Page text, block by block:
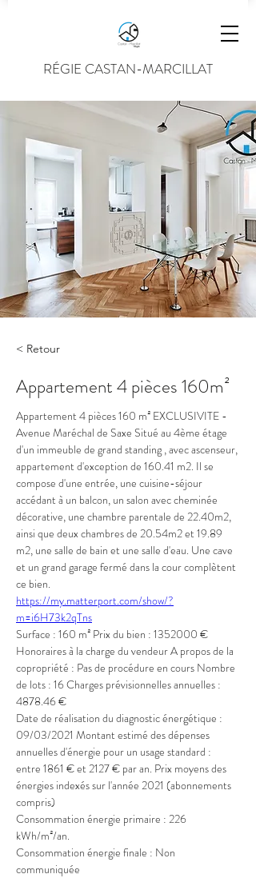
RÉGIE CASTAN-MARCILLAT
< Retour
Appartement 4 pièces 160m²
Appartement 4 pièces 160 m² EXCLUSIVITE -
Avenue Maréchal de Saxe Situé au 4ème étage
d'un immeuble de grand standing , avec ascenseur,
appartement d'exception de 160.41 m2. Il se
compose d'une entrée, une cuisine-séjour
accédant à un balcon, un salon avec cheminée
décorative, une chambre parentale de 22.40m2,
ainsi que deux chambres de 20.54m2 et 19.89
m2, une salle de bain et une salle d'eau. Une cave
et un grand garage fermé dans la cour complètent
ce bien.
https://my.matterport.com/show/?
m=i6H73k2qTns
Surface : 160 m² Prix du bien : 1352000 €
Honoraires à la charge du vendeur A propos de la
copropriété : Pas de procédure en cours Nombre
de lots : 16 Charges prévisionnelles annuelles :
4878.46 €
Date de réalisation du diagnostic énergétique :
09/03/2021 Montant estimé des dépenses
annuelles d'énergie pour un usage standard :
entre 1861 € et 2127 € par an. Prix moyens des
énergies indexés sur l'année 2021 (abonnements
compris)
Consommation énergie primaire : 226
kWh/m²/an.
Consommation énergie finale : Non
communiquée